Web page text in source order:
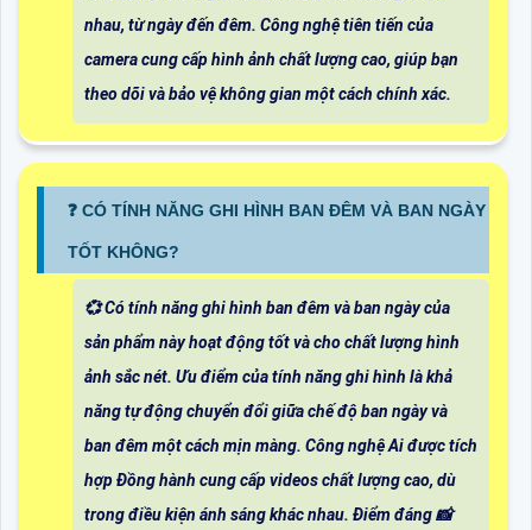
nhau, từ ngày đến đêm. Công nghệ tiên tiến của
camera cung cấp hình ảnh chất lượng cao, giúp bạn
theo dõi và bảo vệ không gian một cách chính xác.
❓ CÓ TÍNH NĂNG GHI HÌNH BAN ĐÊM VÀ BAN NGÀY
TỐT KHÔNG?
💞 Có tính năng ghi hình ban đêm và ban ngày của
sản phẩm này hoạt động tốt và cho chất lượng hình
ảnh sắc nét. Ưu điểm của tính năng ghi hình là khả
năng tự động chuyển đổi giữa chế độ ban ngày và
ban đêm một cách mịn màng. Công nghệ Ai được tích
hợp Đồng hành cung cấp videos chất lượng cao, dù
trong điều kiện ánh sáng khác nhau. Điểm đáng 📸